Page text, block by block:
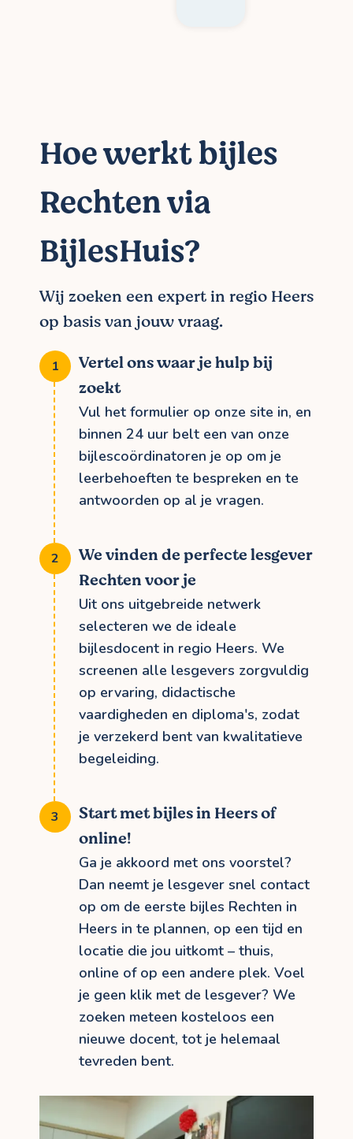
Hoe werkt bijles
Rechten via
BijlesHuis?
Wij zoeken een expert in regio Heers
op basis van jouw vraag.
Vertel ons waar je hulp bij
zoekt
Vul het formulier op onze site in, en
binnen 24 uur belt een van onze
bijlescoördinatoren je op om je
leerbehoeften te bespreken en te
antwoorden op al je vragen.
We vinden de perfecte lesgever
Rechten voor je
Uit ons uitgebreide netwerk
selecteren we de ideale
bijlesdocent in regio Heers. We
screenen alle lesgevers zorgvuldig
op ervaring, didactische
vaardigheden en diploma's, zodat
je verzekerd bent van kwalitatieve
begeleiding.
Start met bijles in Heers of
online!
Ga je akkoord met ons voorstel?
Dan neemt je lesgever snel contact
op om de eerste bijles Rechten in
Heers in te plannen, op een tijd en
locatie die jou uitkomt – thuis,
online of op een andere plek. Voel
je geen klik met de lesgever? We
zoeken meteen kosteloos een
nieuwe docent, tot je helemaal
tevreden bent.